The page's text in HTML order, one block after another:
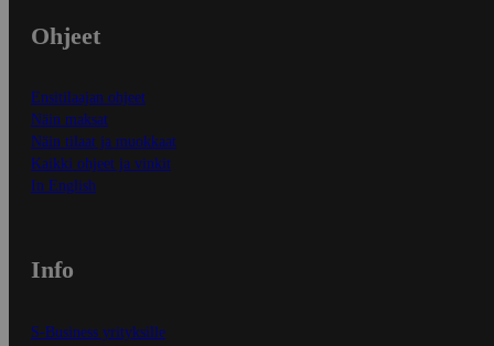
Ohjeet
Ensitilaajan ohjeet
Näin maksat
Näin tilaat ja muokkaat
Kaikki ohjeet ja vinkit
In English
Info
S-Business yrityksille